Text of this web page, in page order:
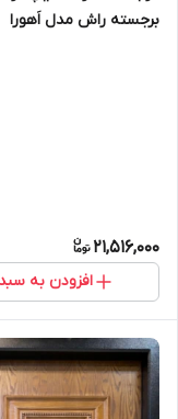
برجسته راش مدل اَهورا
21,516,000
افزودن به